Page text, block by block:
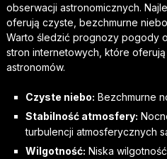
obserwacji astronomicznych.
oferują czyste, bezchmurne
Warto śledzić prognozy pogody
stron internetowych, które
astronomów.
Czyste niebo: Bezchmurne
Stabilność atmosfery:
turbulencji atmosferycznych
Wilgotność: Niska